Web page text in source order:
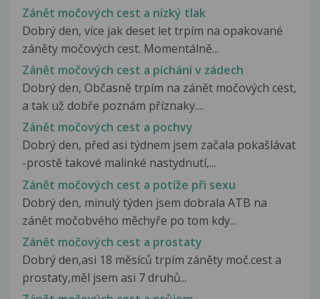
Zánět močových cest a nízký tlak
Dobrý den, více jak deset let trpím na opakované
záněty močových cest. Momentálně...
Zánět močových cest a píchání v zádech
Dobrý den, Občasně trpím na zánět močových cest,
a tak už dobře poznám příznaky....
Zánět močových cest a pochvy
Dobrý den, před asi týdnem jsem začala pokašlávat
-prostě takové malinké nastydnutí,...
Zánět močových cest a potíže při sexu
Dobrý den, minulý týden jsem dobrala ATB na
zánět močobvého měchyře po tom kdy...
Zánět močových cest a prostaty
Dobrý den,asi 18 měsíců trpím záněty moč.cest a
prostaty,měl jsem asi 7 druhů...